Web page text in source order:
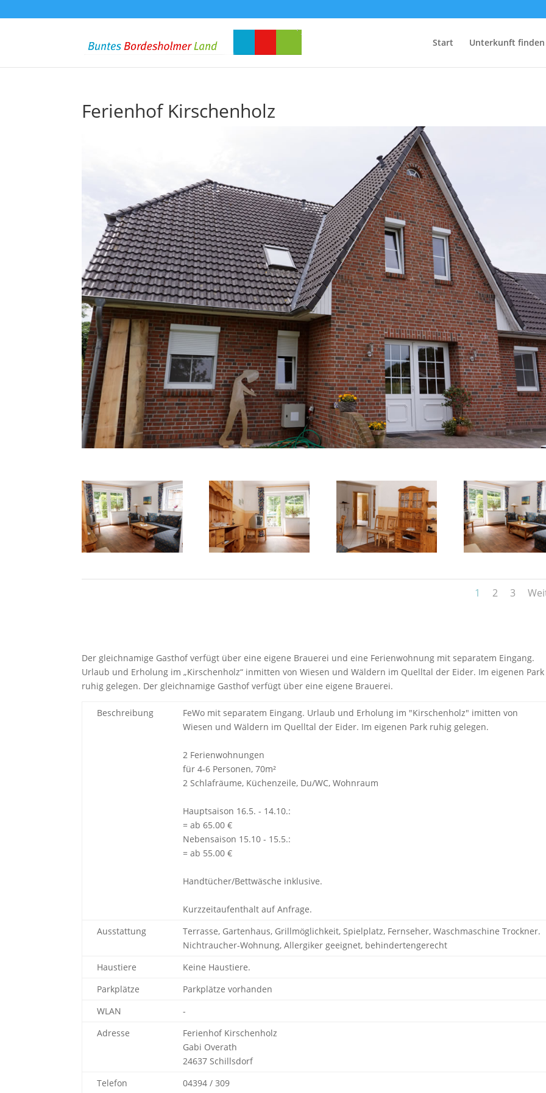
Start Unterkunft finden
Ferienhof Kirschenholz
1 2 3
Der gleichnamige Gasthof verfügt über eine eigene Brauerei und eine Ferienwohnung mit separatem Eingang.
Urlaub und Erholung im „Kirschenholz“ inmitten von Wiesen und Wäldern im Quelltal der Eider. Im eigenen Park
ruhig gelegen. Der gleichnamige Gasthof verfügt über eine eigene Brauerei.
Beschreibung
FeWo mit separatem Eingang. Urlaub und Erholung im "Kirschenholz" imitten von
Wiesen und Wäldern im Quelltal der Eider. Im eigenen Park ruhig gelegen.
2 Ferienwohnungen
für 4-6 Personen, 70m²
2 Schlafräume, Küchenzeile, Du/WC, Wohnraum
Hauptsaison 16.5. - 14.10.:
= ab 65.00 €
Nebensaison 15.10 - 15.5.:
= ab 55.00 €
Handtücher/Bettwäsche inklusive.
Kurzzeitaufenthalt auf Anfrage.
Ausstattung
Terrasse, Gartenhaus, Grillmöglichkeit, Spielplatz, Fernseher, Waschmaschine Trockner.
Nichtraucher-Wohnung, Allergiker geeignet, behindertengerecht
Haustiere
Keine Haustiere.
Parkplätze
Parkplätze vorhanden
WLAN
-
Adresse
Ferienhof Kirschenholz
Gabi Overath
24637 Schillsdorf
Telefon
04394 / 309